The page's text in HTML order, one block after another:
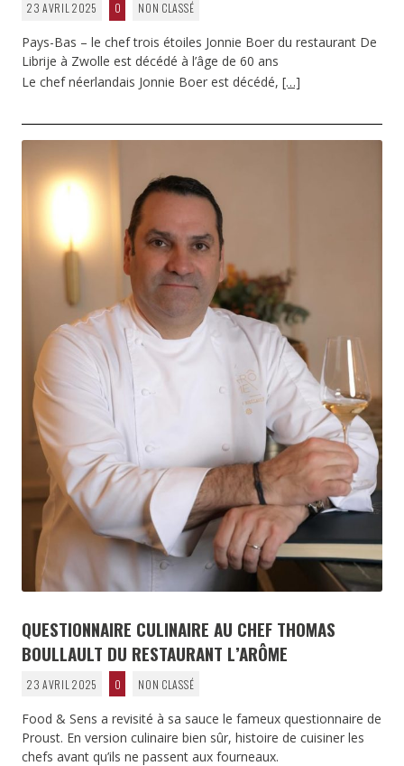
23 AVRIL 2025 0 NON CLASSÉ
Pays-Bas – le chef trois étoiles Jonnie Boer du restaurant De
Librije à Zwolle est décédé à l’âge de 60 ans
Le chef néerlandais Jonnie Boer est décédé, […]
QUESTIONNAIRE CULINAIRE AU CHEF THOMAS
BOULLAULT DU RESTAURANT L’ARÔME
23 AVRIL 2025 0 NON CLASSÉ
Food & Sens a revisité à sa sauce le fameux questionnaire de
Proust. En version culinaire bien sûr, histoire de cuisiner les
chefs avant qu’ils ne passent aux fourneaux.